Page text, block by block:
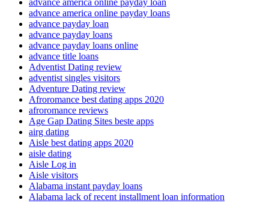
advance america online payday loans
advance payday loan
advance payday loans
advance payday loans online
advance title loans
Adventist Dating review
adventist singles visitors
Adventure Dating review
Afroromance best dating apps 2020
afroromance reviews
Age Gap Dating Sites beste apps
airg dating
Aisle best dating apps 2020
aisle dating
Aisle Log in
Aisle visitors
Alabama instant payday loans
Alabama lack of recent installment loan information